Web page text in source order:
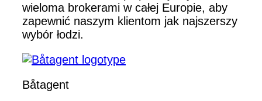
wieloma brokerami w całej Europie, aby
zapewnić naszym klientom jak najszerszy
wybór łodzi.
Båtagent